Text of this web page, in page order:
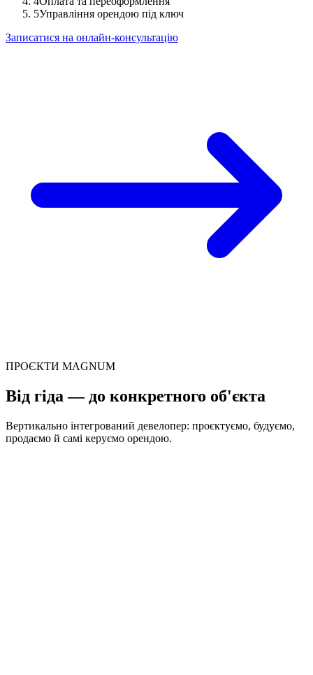
5Управління орендою під ключ
Записатися на онлайн-консультацію
ПРОЄКТИ MAGNUM
Від гіда — до конкретного об'єкта
Вертикально інтегрований девелопер: проєктуємо, будуємо,
продаємо й самі керуємо орендою.